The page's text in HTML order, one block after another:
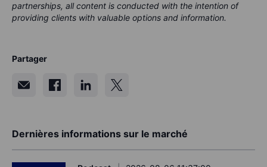
partnerships, all content is conducted with the intention of
providing clients with valuable options and information.
Partager
Dernières informations sur le marché